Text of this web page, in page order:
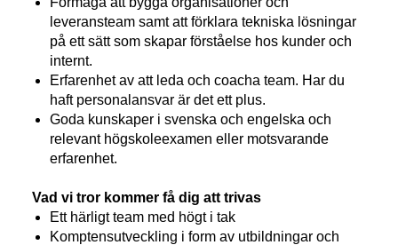
leveransteam samt att förklara tekniska lösningar
på ett sätt som skapar förståelse hos kunder och
internt.
Erfarenhet av att leda och coacha team. Har du
haft personalansvar är det ett plus.
Goda kunskaper i svenska och engelska och
relevant högskoleexamen eller motsvarande
erfarenhet.
Vad vi tror kommer få dig att trivas
Ett härligt team med högt i tak
Komptensutveckling i form av utbildningar och